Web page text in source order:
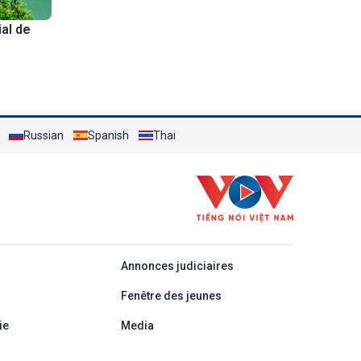
de
Russian Spanish Thai
Annonces judiciaires
Fenêtre des jeunes
Media